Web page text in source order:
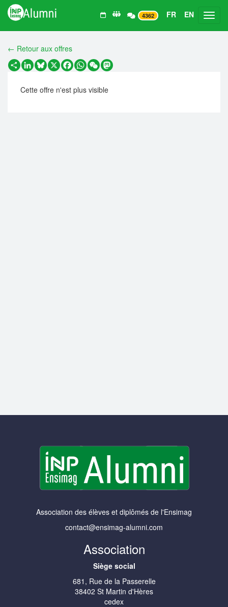
4362 FR EN
← Retour aux offres
PartagerLinkedIn
Bluesky
X Facebook
WhatsApp
WeChatMastodon
Cette offre n'est plus visible
Association des élèves et diplômés de l'Ensimag
contact@ensimag-alumni.com
Association
Siège social
681, Rue de la Passerelle
38402 St Martin d'Hères
cedex